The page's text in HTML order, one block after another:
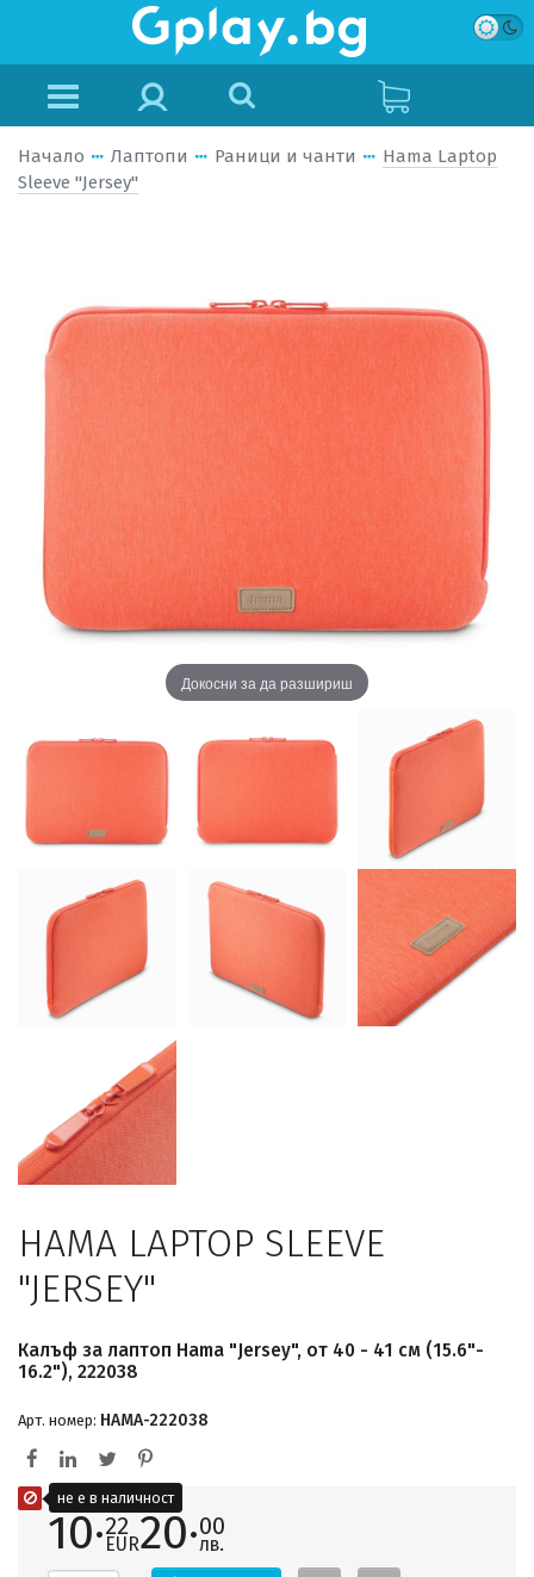
Начало Лаптопи Раници и чанти
Hama Laptop
Sleeve "Jersey"
Докосни за да разшириш
HAMA LAPTOP SLEEVE
"JERSEY"
Калъф за лаптоп Hama "Jersey", от 40 - 41 см (15.6"-
16.2"), 222038
Арт. номер: HAMA-222038
10·22
EUR20·00
лв.
не е в наличност